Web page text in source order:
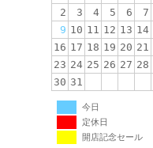
2
3 4 5 6 7
9 10 11 12 13 14
16 17 18 19 20 21
23 24 25 26 27 28
30 31
今日
定休日
開店記念セール